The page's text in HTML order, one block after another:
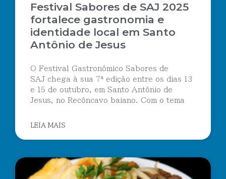
Festival Sabores de SAJ 2025
fortalece gastronomia e
identidade local em Santo
Antônio de Jesus
O Festival Gastronômico Sabores de
SAJ chega à sua 7ª edição entre os dias 13
e 15 de outubro, em Santo Antônio de
Jesus, no Recôncavo baiano. Com o tema
LEIA MAIS